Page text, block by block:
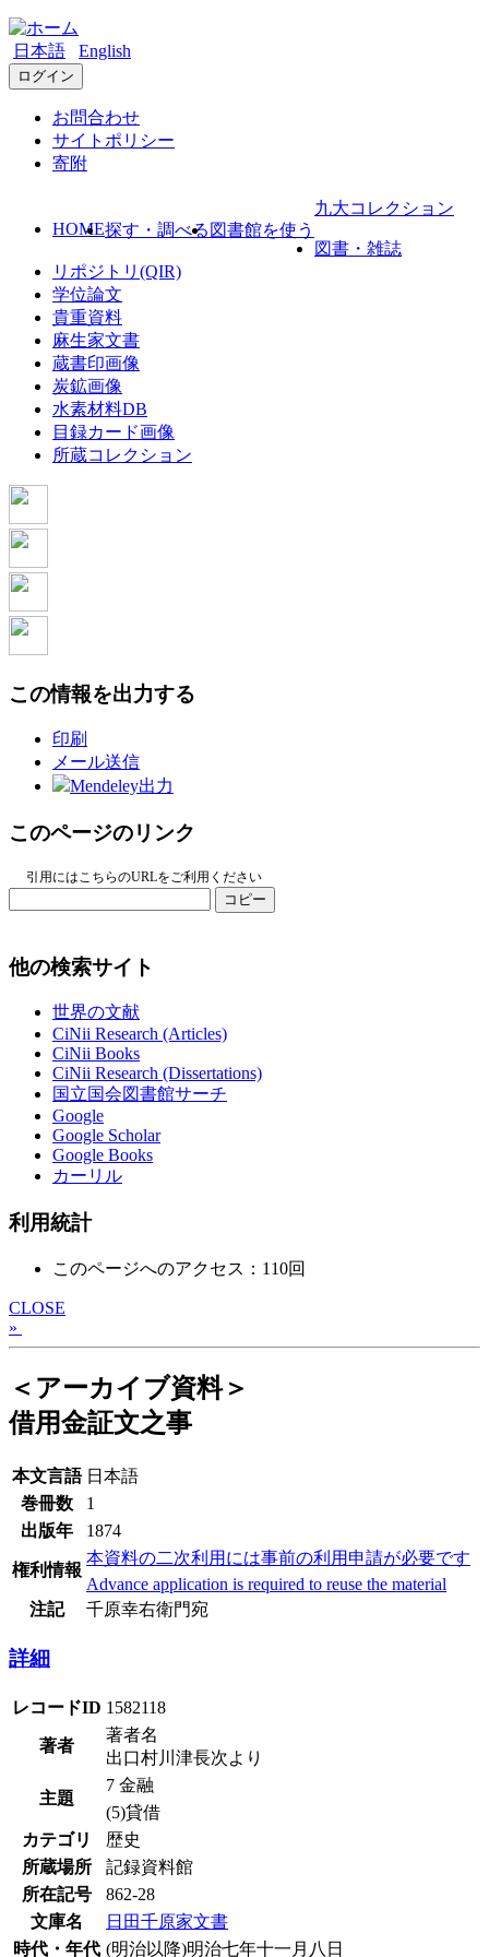
日本語 English
ログイン
お問合わせ
サイトポリシー
寄附
HOME探す・調べる 図書館を使う
九大コレクション
図書・雑誌
リポジトリ(QIR)
学位論文
貴重資料
麻生家文書
蔵書印画像
炭鉱画像
水素材料DB
目録カード画像
所蔵コレクション
この情報を出力する
印刷
メール送信
Mendeley出力
このページのリンク
引用にはこちらのURLをご利用ください
コピー
他の検索サイト
世界の文献
CiNii Research (Articles)
CiNii Books
CiNii Research (Dissertations)
国立国会図書館サーチ
Google
Google Scholar
Google Books
カーリル
利用統計
このページへのアクセス：110回
CLOSE
»
＜アーカイブ資料＞
借用金証文之事
本文言語 日本語
巻冊数
1
出版年
1874
権利情報
本資料の二次利用には事前の利用申請が必要です
Advance application is required to reuse the material
注記
千原幸右衛門宛
詳細
レコードID 1582118
著者
著者名
出口村川津長次より
主題
7 金融
(5)貸借
カテゴリ
歴史
所蔵場所
記録資料館
所在記号
862-28
文庫名
日田千原家文書
時代・年代 (明治以降)明治七年十一月八日